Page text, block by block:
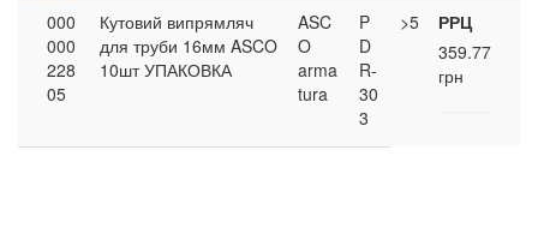
000
000
228
05
Кутовий випрямляч
для труби 16мм ASCO
10шт УПАКОВКА
ASC
O
arma
tura
P
D
R-
30
3
>5
РРЦ
359.77
грн